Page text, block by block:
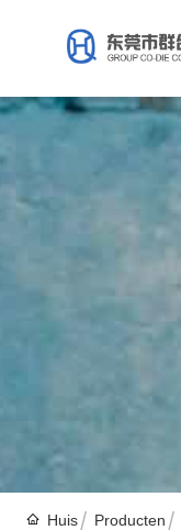
Huis Producten